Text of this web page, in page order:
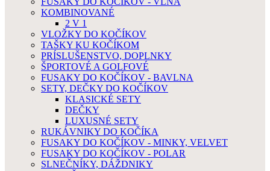
KOMBINOVANÉ
2 V 1
VLOŽKY DO KOČÍKOV
TAŠKY KU KOČÍKOM
PRÍSLUŠENSTVO, DOPLNKY
ŠPORTOVÉ A GOLFOVÉ
FUSAKY DO KOČÍKOV - BAVLNA
SETY, DEČKY DO KOČÍKOV
KLASICKÉ SETY
DEČKY
LUXUSNÉ SETY
RUKÁVNIKY DO KOČÍKA
FUSAKY DO KOČÍKOV - MINKY, VELVET
FUSAKY DO KOČÍKOV - POLAR
SLNEČNÍKY, DÁŽDNIKY